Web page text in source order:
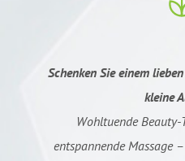
Schenken Sie einem
kleine
Wohltuende Beauty-
entspannende Massage